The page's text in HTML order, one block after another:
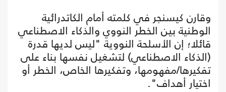
وقارن كيسنجر في كلمته أمام الكاتدرائية
الوطنية بين الخطر النووي والذكاء الاصطناعي
قائلا؛ إن الأسلحة النووية "ليس لديها قدرة
(الذكاء الاصطناعي) لتشغيل نفسها بناء على
تفكيرها/مفهومها، وتفكيرها الخاص، الخطر أو
اختيار أهداف".